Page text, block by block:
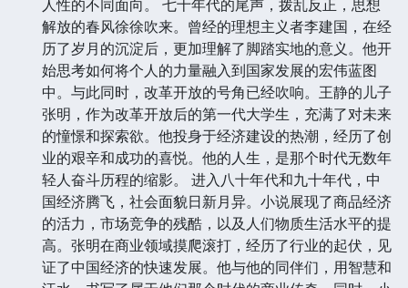
人性的不同面向。 七十年代的尾声，拨乱反正，思想
解放的春风徐徐吹来。曾经的理想主义者李建国，在经
历了岁月的沉淀后，更加理解了脚踏实地的意义。他开
始思考如何将个人的力量融入到国家发展的宏伟蓝图
中。与此同时，改革开放的号角已经吹响。王静的儿子
张明，作为改革开放后的第一代大学生，充满了对未来
的憧憬和探索欲。他投身于经济建设的热潮，经历了创
业的艰辛和成功的喜悦。他的人生，是那个时代无数年
轻人奋斗历程的缩影。 进入八十年代和九十年代，中
国经济腾飞，社会面貌日新月异。小说展现了商品经济
的活力，市场竞争的残酷，以及人们物质生活水平的提
高。张明在商业领域摸爬滚打，经历了行业的起伏，见
证了中国经济的快速发展。他与他的同伴们，用智慧和